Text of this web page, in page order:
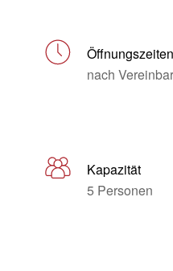
Öffnungszeiten
nach
Kapazität
5 Personen